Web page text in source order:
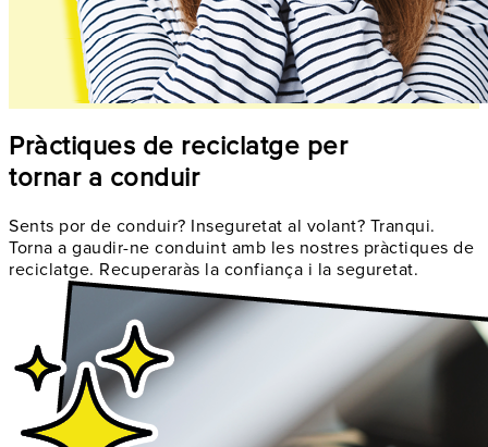
Pràctiques de reciclatge per
tornar a conduir
Sents por de conduir? Inseguretat al volant? Tranqui.
Torna a gaudir-ne conduint amb les nostres pràctiques de
reciclatge. Recuperaràs la confiança i la seguretat.